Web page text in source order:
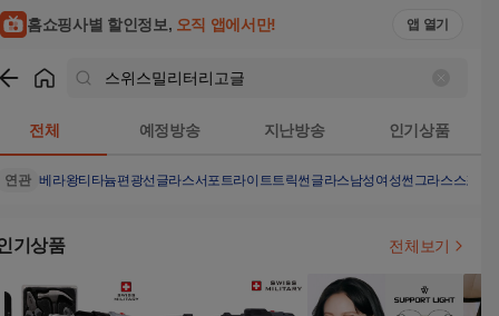
홈쇼핑사별 할인정보, 오직 앱에서만! 앱 열기
전체 예정방송 지난방송 인기상품
연관 베라왕티타늄편광선글라스서포트라이트트릭썬글라스남성 여성썬그라스스포트
기상품 전체보기